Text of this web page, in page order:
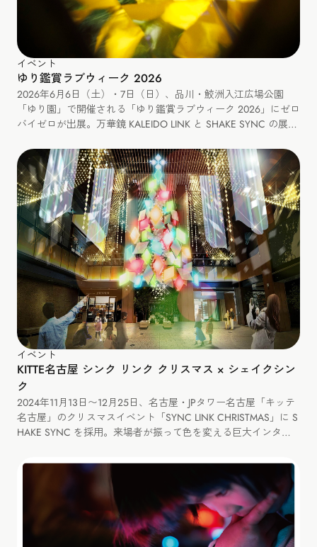
イベント
ゆり鑑賞ラブウィーク 2026
2026年6月6日（土）・7日（日）、品川・鮫洲入江広場公園
「ゆり園」で開催される「ゆり鑑賞ラブウィーク 2026」にゼロ
バイゼロが出展。万華鏡 KALEIDO LINK と SHAKE SYNC の展
プも開催します。
イベント
KITTE名古屋 シンク リンク クリスマス × シェイクシン
ク
2024年11月13日〜12月25日、名古屋・JPタワー名古屋「キッテ
名古屋」のクリスマスイベント「SYNC LINK CHRISTMAS」に S
HAKE SYNC を採用。来場者が振って色を変える巨大インタラ